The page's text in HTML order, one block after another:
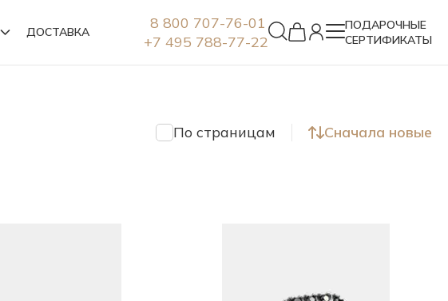
ДОСТАВКА
8 800 707-76-01
+7 495 788-77-22
ПОДАРОЧНЫЕ
СЕРТИФИКАТЫ
По страницам Сначала новые